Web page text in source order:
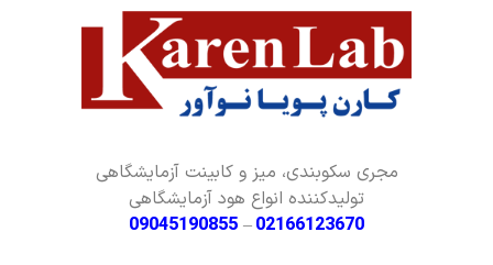
مجری سکوبندی، میز و کابینت آزمایشگاهی
تولیدکننده انواع هود آزمایشگاهی
02166123670
–
09045190855